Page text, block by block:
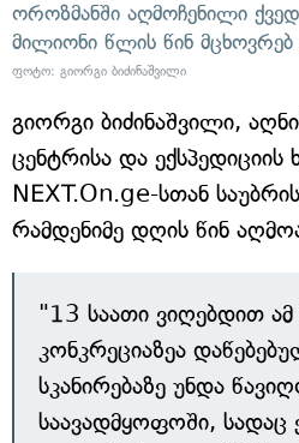
ოროზმანში აღმოჩენილი
მილიონი წლის წინ მცხოვრებ
ფოტო: გიორგი ბიძინაშვილი
გიორგი ბიძინაშვილი,
ცენტრისა და
NEXT.On.ge-სთან
რამდენიმე დღის წინ
"13 საათი ვიღებდით
კონკრეციაზეა
სკანირებაზე უნდა
საავადმყოფოში,